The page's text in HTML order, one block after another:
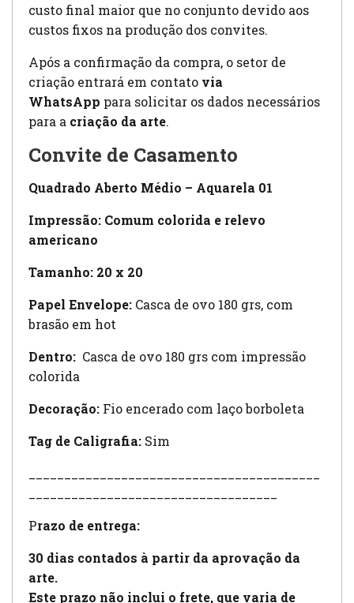
custo final maior que no conjunto devido aos
custos fixos na produção dos convites.
Após a confirmação da compra, o setor de
criação entrará em contato via
WhatsApp para solicitar os dados necessários
para a criação da arte.
Convite de Casamento
Quadrado Aberto Médio – Aquarela 01
Impressão: Comum colorida e relevo
americano
Tamanho: 20 x 20
Papel Envelope: Casca de ovo 180 grs, com
brasão em hot
Dentro: Casca de ovo 180 grs com impressão
colorida
Decoração: Fio encerado com laço borboleta
Tag de Caligrafia: Sim
Prazo de entrega:
30 dias contados à partir da aprovação da
arte.
Este prazo não inclui o frete, que varia de